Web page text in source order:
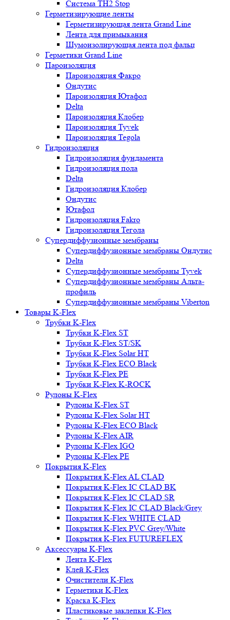
Система TH2 Stop
Герметизирующие ленты
Герметизирующая лента Grand Line
Лента для примыкания
Шумоизолирующая лента под фальц
Герметики Grand Line
Пароизоляция
Пароизоляция Факро
Ондутис
Пароизоляция Ютафол
Delta
Пароизоляция Клобер
Пароизоляция Tyvek
Пароизоляция Tegola
Гидроизоляция
Гидроизоляция фундамента
Гидроизоляция пола
Delta
Гидроизоляция Клобер
Ондутис
Ютафол
Гидроизоляция Fakro
Гидроизоляция Тегола
Супердиффузионные мембраны
Супердиффузионные мембраны Ондутис
Delta
Супердиффузионные мембраны Tyvek
Супердиффузионные мембраны Альта-
профиль
Супердиффузионные мембраны Viberton
Товары K-Flex
Трубки K-Flex
Трубки K-Flex ST
Трубки K-Flex ST/SK
Трубки K-Flex Solar HT
Трубки K-Flex ECO Black
Трубки K-Flex PE
Трубки K-Flex K-ROCK
Рулоны K-Flex
Рулоны K-Flex ST
Рулоны K-Flex Solar HT
Рулоны K-Flex ECO Black
Рулоны K-Flex AIR
Рулоны K-Flex IGO
Рулоны K-Flex PE
Покрытия K-Flex
Покрытия K-Flex AL CLAD
Покрытия K-Flex IC CLAD BK
Покрытия K-Flex IC CLAD SR
Покрытия K-Flex IC CLAD Black/Grey
Покрытия K-Flex WHITE CLAD
Покрытия K-Flex PVC Grey/White
Покрытия K-Flex FUTUREFLEX
Аксессуары K-Flex
Лента K-Flex
Клей K-Flex
Очистители K-Flex
Герметики K-Flex
Краска K-Flex
Пластиковые заклепки K-Flex